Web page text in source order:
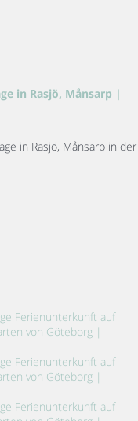
in Rasjö, Månsarp |
in Rasjö, Månsarp in der